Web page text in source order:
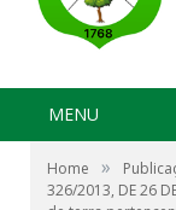
MENU
Home »
326/2013, DE 26